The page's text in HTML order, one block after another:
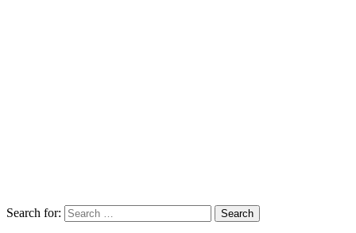
Search for: Search